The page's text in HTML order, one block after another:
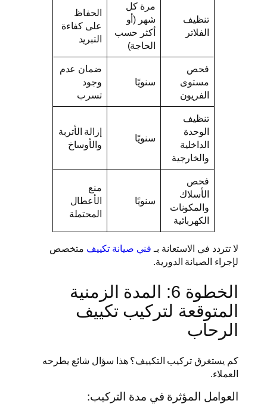
تنظيف
الفلاتر
مرة كل
شهر (أو
أكثر حسب
الحاجة)
الحفاظ
على كفاءة
التبريد
فحص
مستوى
الفريون
سنويًا
ضمان عدم
وجود
تسرب
تنظيف
الوحدة
الداخلية
والخارجية
سنويًا
إزالة الأتربة
والأوساخ
فحص
الأسلاك
والمكونات
الكهربائية
سنويًا
منع
الأعطال
المحتملة
لا تتردد في الاستعانة بـ فني صيانة تكييف متخصص
لإجراء الصيانة الدورية.
الخطوة 6: المدة الزمنية
المتوقعة لتركيب تكييف
الرحاب
كم يستغرق تركيب التكييف؟ هذا سؤال شائع يطرحه
العملاء.
العوامل المؤثرة في مدة التركيب: